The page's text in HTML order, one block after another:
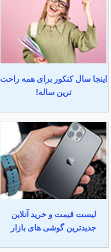
اینجا سال کنکور برای همه راحت
ترین ساله!
لیست قیمت و خرید آنلاین
جدیدترین گوشی های بازار